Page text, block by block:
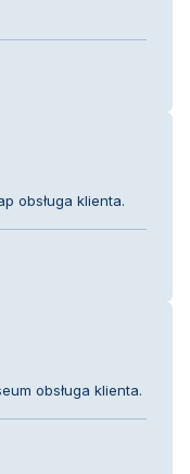
obsługa klienta.
obsługa klienta.